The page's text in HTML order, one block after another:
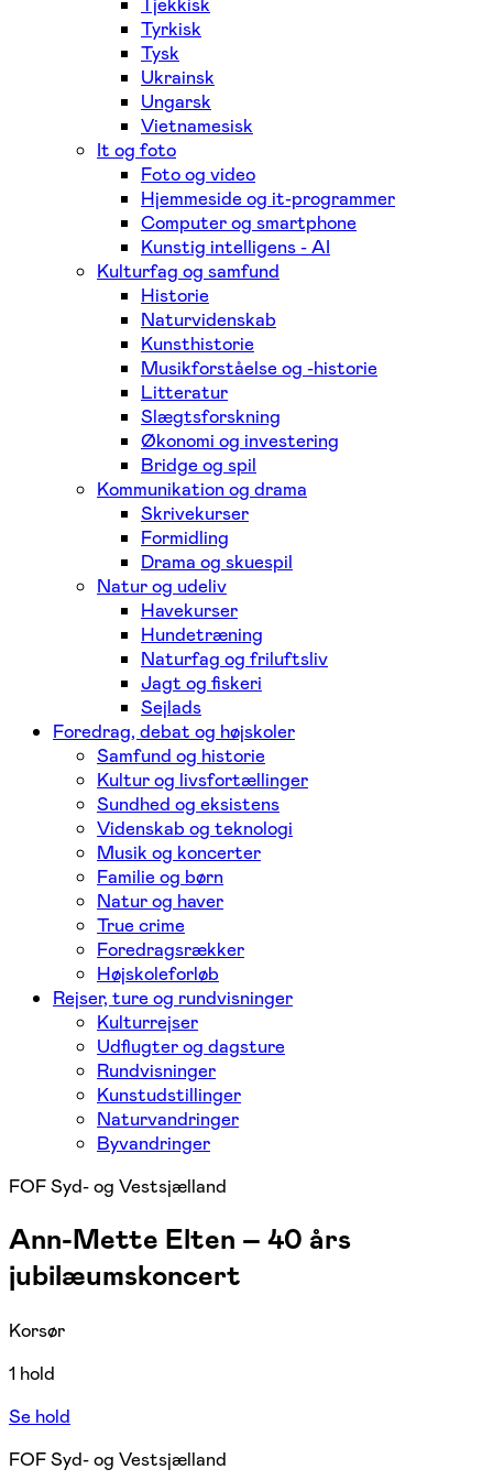
Tyrkisk
Tysk
Ukrainsk
Ungarsk
Vietnamesisk
It og foto
Foto og video
Hjemmeside og it-programmer
Computer og smartphone
Kunstig intelligens - AI
Kulturfag og samfund
Historie
Naturvidenskab
Kunsthistorie
Musikforståelse og -historie
Litteratur
Slægtsforskning
Økonomi og investering
Bridge og spil
Kommunikation og drama
Skrivekurser
Formidling
Drama og skuespil
Natur og udeliv
Havekurser
Hundetræning
Naturfag og friluftsliv
Jagt og fiskeri
Sejlads
Foredrag, debat og højskoler
Samfund og historie
Kultur og livsfortællinger
Sundhed og eksistens
Videnskab og teknologi
Musik og koncerter
Familie og børn
Natur og haver
True crime
Foredragsrækker
Højskoleforløb
Rejser, ture og rundvisninger
Kulturrejser
Udflugter og dagsture
Rundvisninger
Kunstudstillinger
Naturvandringer
Byvandringer
FOF Syd- og Vestsjælland
Ann-Mette Elten – 40 års
jubilæumskoncert
Korsør
1 hold
Se hold
FOF Syd- og Vestsjælland